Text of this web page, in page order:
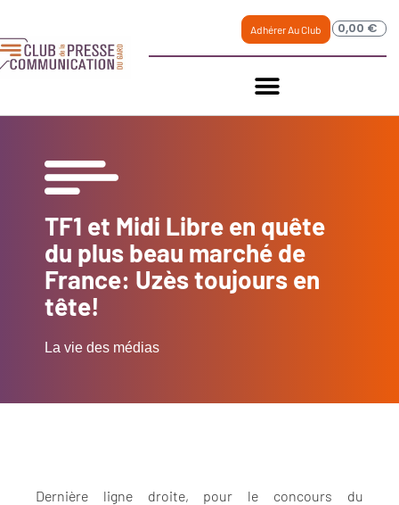
Adhérer Au Club 0,00 €
TF1 et Midi Libre en quête
du plus beau marché de
France: Uzès toujours en
tête!
La vie des médias
Dernière ligne droite, pour le concours du